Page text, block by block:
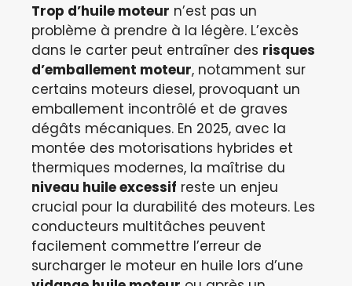
Trop d’huile moteur n’est pas un
problème à prendre à la légère. L’excès
dans le carter peut entraîner des risques
d’emballement moteur, notamment sur
certains moteurs diesel, provoquant un
emballement incontrôlé et de graves
dégâts mécaniques. En 2025, avec la
montée des motorisations hybrides et
thermiques modernes, la maîtrise du
niveau huile excessif reste un enjeu
crucial pour la durabilité des moteurs. Les
conducteurs multitâches peuvent
facilement commettre l’erreur de
surcharger le moteur en huile lors d’une